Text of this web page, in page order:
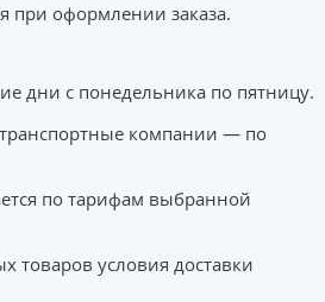
при оформлении заказа.
дни с понедельника по пятницу.
компании — по
по тарифам выбранной
товаров условия доставки